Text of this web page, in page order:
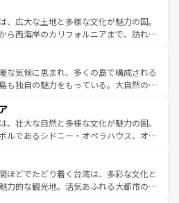
てほしい。
残る町や、スイスならではのユニークな
ルプス観光だけでなく町歩きも満喫する
民の所得が高いため物価も高いが、旅行
光を楽しむこともできる。 なお、新
コンテンツ一覧 を参照してほしい。
、広大な土地と多様な文化が魅力の国。
ら西海岸のカリフォルニアまで、訪れる
は、観光、ショッピング、エンターテイ
た刺激的なスポットだ。一方、アメリカ
広がり、グランドキャニオンやイエロー
ンズでは、音楽と美食が融合した独特の
者はアメリカの各地域で異なる魅力を楽
多様性と豊かな歴史を感じることができ
ルだ。 なお、新着のアメリカ
一覧を参照してほしい。
な気候に恵まれ、多くの島で構成される
も独自の魅力をもっている。大自然の神
い。また、定番の観光地といえばオアフ
然を求めるならマウイ島やカウアイ島が
ルドグリーンに輝く海をはじめ、豊かな
心で訪れる人々を迎えてくれるハワイの
ーカルフードやハワイアンミュージッ
ダンスなど、すべてがハワイの魅力を彩
、壮大な自然と多様な文化が魅力の国。
ルであるシドニー・オペラハウス、オー
中央部にそびえるウルル（エアーズロッ
の美しい原生林やケアンズの熱帯雨林な
くさん。また、カフェやワイン、オージ
ほどでたどり着く台湾は、多彩な文化と
力的な観光地。活気あふれる大都市の台